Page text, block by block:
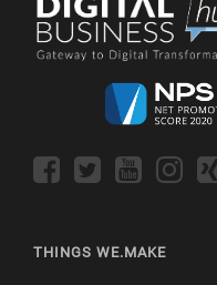
THINGS WE.MAKE